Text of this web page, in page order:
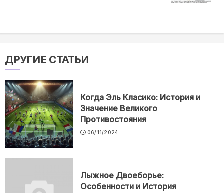
ДРУГИЕ СТАТЬИ
Когда Эль Класико: История и
Значение Великого
Противостояния
06/11/2024
Лыжное Двоеборье:
Особенности и История